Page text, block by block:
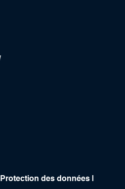
Protection des données